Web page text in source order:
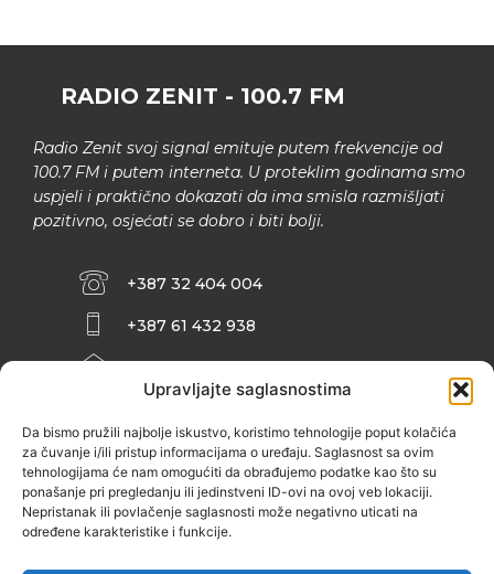
Upravljajte saglasnostima
Da bismo pružili najbolje iskustvo, koristimo tehnologije poput kolačića
za čuvanje i/ili pristup informacijama o uređaju. Saglasnost sa ovim
tehnologijama će nam omogućiti da obrađujemo podatke kao što su
ponašanje pri pregledanju ili jedinstveni ID-ovi na ovoj veb lokaciji.
Nepristanak ili povlačenje saglasnosti može negativno uticati na
određene karakteristike i funkcije.
RADIO ZENIT - 100.7 FM
Radio Zenit svoj signal emituje putem frekvencije od
100.7 FM i putem interneta. U proteklim godinama smo
uspjeli i praktično dokazati da ima smisla razmišljati
pozitivno, osjećati se dobro i biti bolji.
+387 32 404 004
+387 61 432 938
ZENIČANKA, 3. SPRAT), 72000 ZENICA